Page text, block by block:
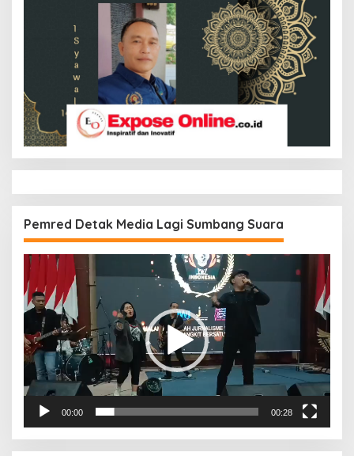
Pemred Detak Media Lagi Sumbang Suara
Pemutar
Video
00:00 00:28